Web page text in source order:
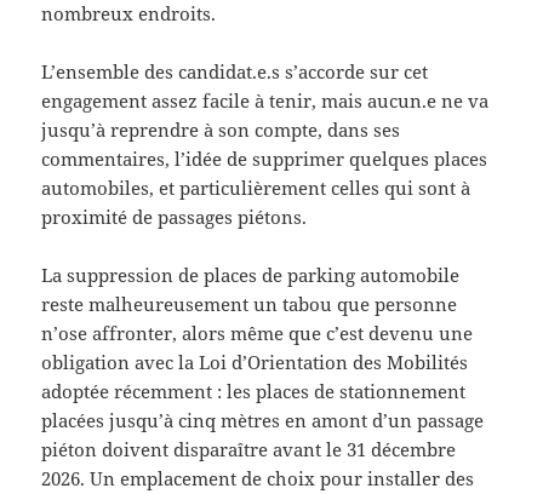
nombreux endroits.
L’ensemble des candidat.e.s s’accorde sur cet
engagement assez facile à tenir, mais aucun.e ne va
jusqu’à reprendre à son compte, dans ses
commentaires, l’idée de supprimer quelques places
automobiles, et particulièrement celles qui sont à
proximité de passages piétons.
La suppression de places de parking automobile
reste malheureusement un tabou que personne
n’ose affronter, alors même que c’est devenu une
obligation avec la Loi d’Orientation des Mobilités
adoptée récemment : les places de stationnement
placées jusqu’à cinq mètres en amont d’un passage
piéton doivent disparaître avant le 31 décembre
2026. Un emplacement de choix pour installer des